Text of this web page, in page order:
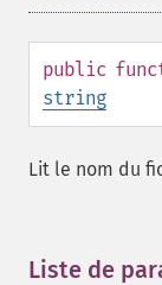
public
string
Lit le nom du
Liste de